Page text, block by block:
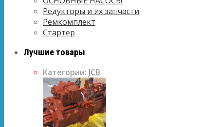
Редукторы и их запчасти
Ремкомплект
Стартер
Лучшие товары
Категории: JCB